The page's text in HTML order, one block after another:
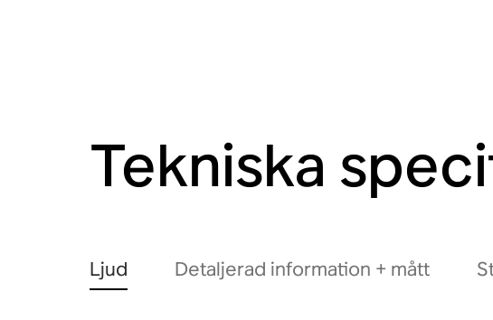
Tekniska
Ljud Detaljerad information + mått